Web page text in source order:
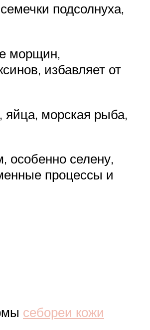
подсолнуха,
морщин,
избавляет от
яйца, морская рыба,
особенно селену,
процессы и
себореи кожи